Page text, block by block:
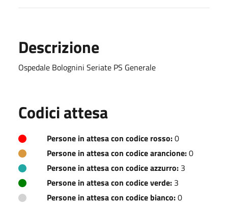
Descrizione
Ospedale Bolognini Seriate PS Generale
Codici attesa
Persone in attesa con codice rosso:0
Persone in attesa con codice arancione:0
Persone in attesa con codice azzurro: 3
Persone in attesa con codice verde: 3
Persone in attesa con codice bianco:0